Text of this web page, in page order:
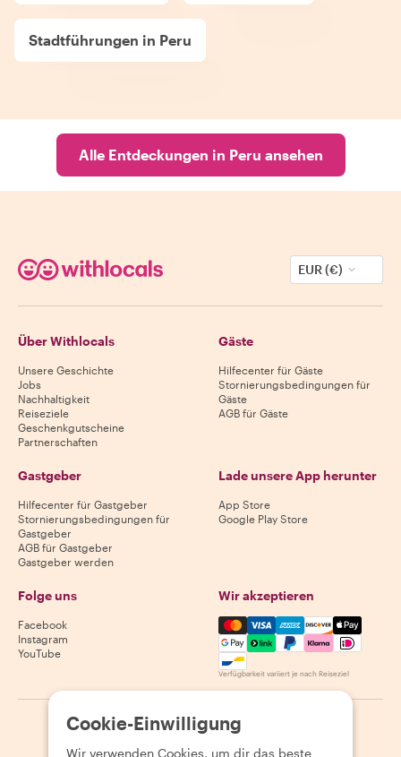
Stadtführungen in Peru
Alle Entdeckungen in Peru ansehen
EUR (€)
Über Withlocals
Unsere Geschichte
Jobs
Nachhaltigkeit
Reiseziele
Geschenkgutscheine
Partnerschaften
Gäste
Hilfecenter für Gäste
Stornierungsbedingungen für
Gäste
AGB für Gäste
Gastgeber
Hilfecenter für Gastgeber
Stornierungsbedingungen für
Gastgeber
AGB für Gastgeber
Gastgeber werden
Lade unsere App herunter
App Store
Google Play Store
Folge uns
Facebook
Instagram
YouTube
Wir akzeptieren
Mastercard, Visa, Amex,
Verfügbarkeit variiert je nach Reiseziel
2026 Withlocals.com | Datenschutzerklärung
Seitenübersicht
Cookie-Einwilligung
Wir verwenden Cookies, um dir das beste